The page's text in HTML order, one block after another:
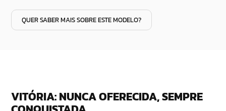
QUER SABER MAIS SOBRE ESTE MODELO?
VITÓRIA: NUNCA OFERECIDA, SEMPRE